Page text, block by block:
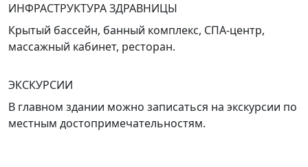
ИНФРАСТРУКТУРА ЗДРАВНИЦЫ
Крытый бассейн, банный комплекс, СПА-центр,
массажный кабинет, ресторан.
ЭКСКУРСИИ
В главном здании можно записаться на экскурсии по
местным достопримечательностям.